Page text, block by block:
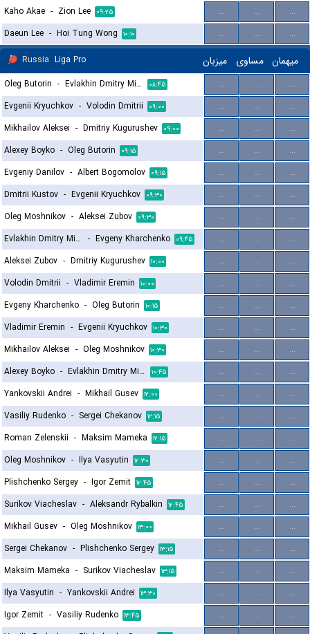
Kaho Akae - Zion Lee ۰۹:۲۵ ... ...
...
Daeun Lee - Hoi Tung Wong ۱۰:۱۰ ... ...
...
Russia Liga Pro میزبان مساوی میهمان
Oleg Butorin - Evlakhin Dmitry Mikhailovich ۰۸:۴۵ ... ...
...
Evgenii Kryuchkov - Volodin Dmitrii ۰۹:۰۰ ... ...
...
Mikhailov Aleksei - Dmitriy Kugurushev ۰۹:۰۰ ... ...
...
Alexey Boyko - Oleg Butorin ۰۹:۱۵ ... ...
...
Evgeniy Danilov - Albert Bogomolov ۰۹:۱۵ ... ...
...
Dmitrii Kustov - Evgenii Kryuchkov ۰۹:۳۰ ... ...
...
Oleg Moshnikov - Aleksei Zubov ۰۹:۳۰ ... ...
...
Evlakhin Dmitry Mikhailovich - Evgeny Kharchenko ۰۹:۴۵ ... ...
...
Aleksei Zubov - Dmitriy Kugurushev ۱۰:۰۰ ... ...
...
Volodin Dmitrii - Vladimir Eremin ۱۰:۰۰ ... ...
...
Evgeny Kharchenko - Oleg Butorin ۱۰:۱۵ ... ...
...
Vladimir Eremin - Evgenii Kryuchkov ۱۰:۳۰ ... ...
...
Mikhailov Aleksei - Oleg Moshnikov ۱۰:۳۰ ... ...
...
Alexey Boyko - Evlakhin Dmitry Mikhailovich ۱۰:۴۵ ... ...
...
Yankovskii Andrei - Mikhail Gusev ۱۲:۰۰ ... ...
...
Vasiliy Rudenko - Sergei Chekanov ۱۲:۱۵ ... ...
...
Roman Zelenskii - Maksim Mameka ۱۲:۱۵ ... ...
...
Oleg Moshnikov - Ilya Vasyutin ۱۲:۳۰ ... ...
...
Plishchenko Sergey - Igor Zemit ۱۲:۴۵ ... ...
...
Surikov Viacheslav - Aleksandr Rybalkin ۱۲:۴۵ ... ...
...
Mikhail Gusev - Oleg Moshnikov ۱۳:۰۰ ... ...
...
Sergei Chekanov - Plishchenko Sergey ۱۳:۱۵ ... ...
...
Maksim Mameka - Surikov Viacheslav ۱۳:۱۵ ... ...
...
Ilya Vasyutin - Yankovskii Andrei ۱۳:۳۰ ... ...
...
Igor Zemit - Vasiliy Rudenko ۱۳:۴۵ ... ...
...